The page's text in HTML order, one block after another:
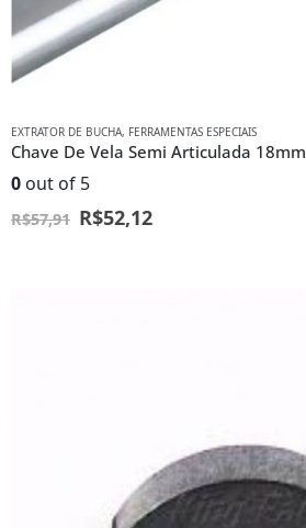
EXTRATOR DE BUCHA, FERRAMENTAS ESPECIAIS
Chave De Vela Semi Articulada 18mm
0 out of 5
R$57,91 R$52,12